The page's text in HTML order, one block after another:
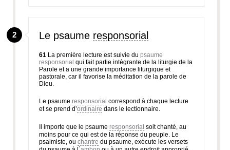
2 Le psaume responsorial
61 La première lecture est suivie du psaume
responsorial qui fait partie intégrante de la liturgie de la
Parole et a une grande importance liturgique et
pastorale, car il favorise la méditation de la parole de
Dieu.
Le psaume responsorial correspond à chaque lecture
et se prend d’ordinaire dans le lectionnaire.
Il importe que le psaume responsorial soit chanté, au
moins pour ce qui est de la réponse du peuple. Le
psalmiste, ou chantre du psaume, exécute les versets